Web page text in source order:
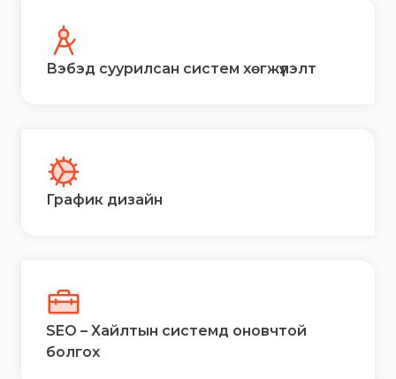
Вэбэд суурилсан систем хөгжүүлэлт
График дизайн
SEO – Хайлтын системд оновчтой
болгох